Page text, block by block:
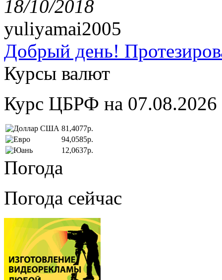
18/10/2018
yuliyamai2005
Добрый день!
Курсы валют
Курс ЦБРФ на 07.08.2026
81,4077р.
94,0585р.
12,0637р.
Погода
Погода сейчас